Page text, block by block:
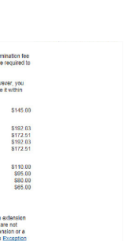
fee 에
러면 예를 들어
를 봅시다. NIES에서
에 가서 보고, ​두 달 후